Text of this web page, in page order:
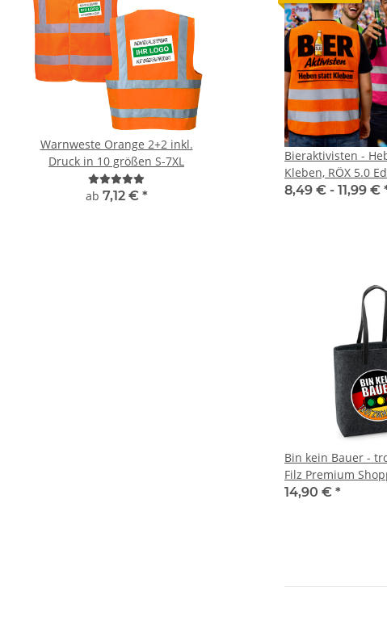
Bieraktivisten -
Kleben, RÖX 5.0
Aktivisten
8,49 € - 11,99 €
Bin kein Bauer -
Filz Premium
Ampel Meinung
14,90 € *
Warnweste Orange 2+2 inkl.
Druck in 10 größen S-7XL
ab 7,12 € *
Korntex® -
Orange 3 größen
1,95 € -2,49 € *